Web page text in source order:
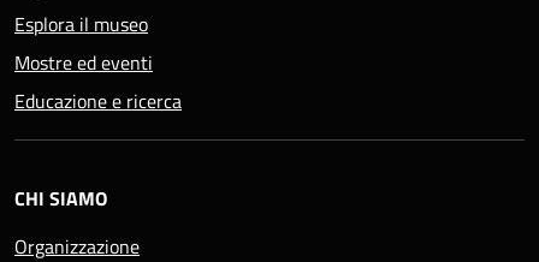
Esplora il museo
Mostre ed eventi
Educazione e ricerca
CHI SIAMO
Organizzazione